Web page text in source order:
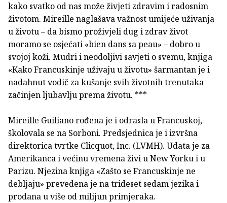
kako svatko od nas može živjeti zdravim i radosnim
životom. Mireille naglašava važnost umijeće uživanja
u životu – da bismo proživjeli dug i zdrav život
moramo se osjećati «bien dans sa peau» – dobro u
svojoj koži. Mudri i neodoljivi savjeti o svemu, knjiga
«Kako Francuskinje uživaju u životu» šarmantan je i
nadahnut vodič za kušanje svih životnih trenutaka
začinjen ljubavlju prema životu. ***
Mireille Guiliano rođena je i odrasla u Francuskoj,
školovala se na Sorboni. Predsjednica je i izvršna
direktorica tvrtke Clicquot, Inc. (LVMH). Udata je za
Amerikanca i većinu vremena živi u New Yorku i u
Parizu. Njezina knjiga «Zašto se Francuskinje ne
debljaju» prevedena je na trideset sedam jezika i
prodana u više od milijun primjeraka.